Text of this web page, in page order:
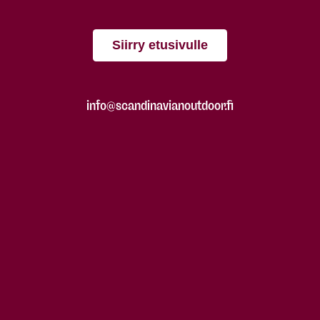
Siirry etusivulle
info@scandinavianoutdoor.fi